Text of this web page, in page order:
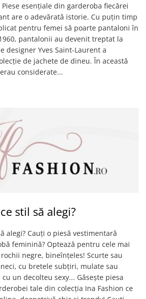
esențiale din garderoba fiecărei
are o adevărată istorie. Cu puțin timp
pentru femei să poarte pantaloni în
pantalonii au devenit treptat la
designer Yves Saint-Laurent a
de jachete de dineu. În această
considerate...
stil să alegi?
alegi? Cauți o piesă vestimentară
feminină? Optează pentru cele mai
negre, bineînțeles! Scurte sau
cu bretele subțiri, mulate sau
un decolteu sexy... Găsește piesa
tale din colecția Ina Fashion ce